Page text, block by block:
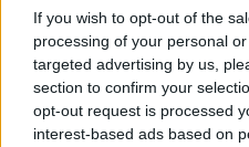
If you wish to opt-out of the
processing of your personal
targeted advertising by us,
section to confirm your
opt-out request is processed
interest-based ads based on
Facebook
medidas
Myanmar.
setembro